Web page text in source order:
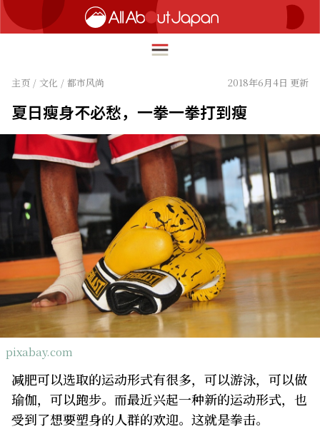
简体中文
繁體中文
ภาษาไทย
한국어
日本語
HOME
旅行
美食
文化
热点
生活
关于我们
主页 / 文化 / 都市风尚 2018年6月4日 更新
夏日瘦身不必愁，一拳一拳打到瘦
pixabay.com
减肥可以选取的运动形式有很多，可以游泳，可以做
瑜伽，可以跑步。而最近兴起一种新的运动形式，也
受到了想要塑身的人群的欢迎。这就是拳击。